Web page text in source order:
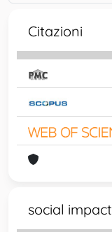
Citazioni
social impact